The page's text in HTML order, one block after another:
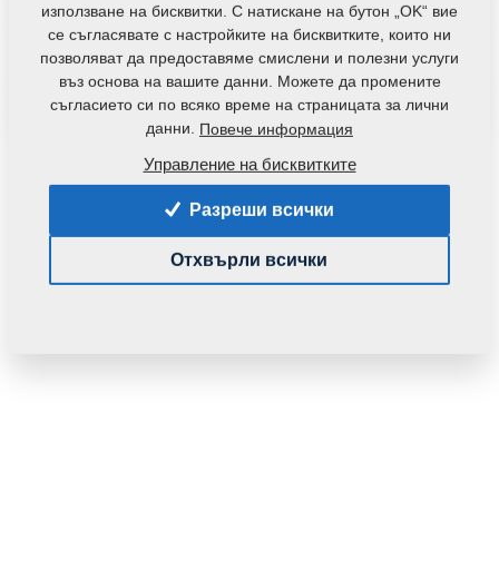
Инструкции за експлоатация
Не успяхте ли да намерите файла,
който търсите?
Ще се постараем да Ви го предоставим…
използване на бисквитки. С натискане на бутон „OK“ вие
се съгласявате с настройките на бисквитките, които ни
позволяват да предоставяме смислени и полезни услуги
въз основа на вашите данни. Можете да промените
съгласието си по всяко време на страницата за лични
данни. Повече информация
Управление на бисквитките
Разреши всички
Отхвърли всички